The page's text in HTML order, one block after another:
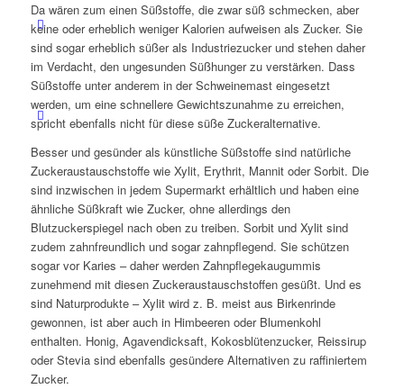
Da wären zum einen Süßstoffe, die zwar süß schmecken, aber
keine oder erheblich weniger Kalorien aufweisen als Zucker. Sie
sind sogar erheblich süßer als Industriezucker und stehen daher
im Verdacht, den ungesunden Süßhunger zu verstärken. Dass
Süßstoffe unter anderem in der Schweinemast eingesetzt
werden, um eine schnellere Gewichtszunahme zu erreichen,
spricht ebenfalls nicht für diese süße Zuckeralternative.
Besser und gesünder als künstliche Süßstoffe sind natürliche
Zuckeraustauschstoffe wie Xylit, Erythrit, Mannit oder Sorbit. Die
sind inzwischen in jedem Supermarkt erhältlich und haben eine
ähnliche Süßkraft wie Zucker, ohne allerdings den
Blutzuckerspiegel nach oben zu treiben. Sorbit und Xylit sind
zudem zahnfreundlich und sogar zahnpflegend. Sie schützen
sogar vor Karies – daher werden Zahnpflegekaugummis
zunehmend mit diesen Zuckeraustauschstoffen gesüßt. Und es
sind Naturprodukte – Xylit wird z. B. meist aus Birkenrinde
gewonnen, ist aber auch in Himbeeren oder Blumenkohl
enthalten. Honig, Agavendicksaft, Kokosblütenzucker, Reissirup
oder Stevia sind ebenfalls gesündere Alternativen zu raffiniertem
Zucker.